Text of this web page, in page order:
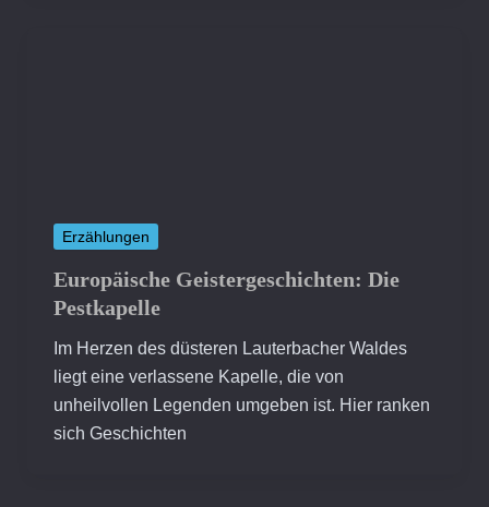
Erzählungen
Europäische Geistergeschichten: Die
Pestkapelle
Im Herzen des düsteren Lauterbacher Waldes
liegt eine verlassene Kapelle, die von
unheilvollen Legenden umgeben ist. Hier ranken
sich Geschichten